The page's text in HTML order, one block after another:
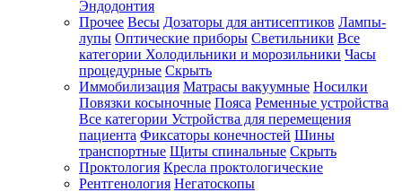
Эндодонтия
Прочее Весы Дозаторы для антисептиков Лампы-
лупы Оптические приборы Светильники Все
категории Холодильники и морозильники Часы
процедурные Скрыть
Иммобилизация Матрасы вакуумные Носилки
Повязки косыночные Пояса Ременные устройства
Все категории Устройства для перемещения
пациента Фиксаторы конечностей Шины
транспортные Щиты спинальные Скрыть
Проктология Кресла проктологические
Рентгенология Негатоскопы